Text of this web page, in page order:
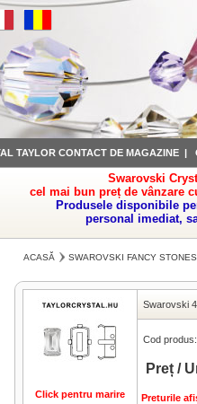
TAYLOR CONTACT DE MAGAZINE |
Swarovski
cel mai bun preț de vânzare
Produsele disponibile
personal imediat,
ACASĂ SWAROVSKI FANCY
Click pentru marire
Swarovski
Cod produs:
Preț /
Preturile